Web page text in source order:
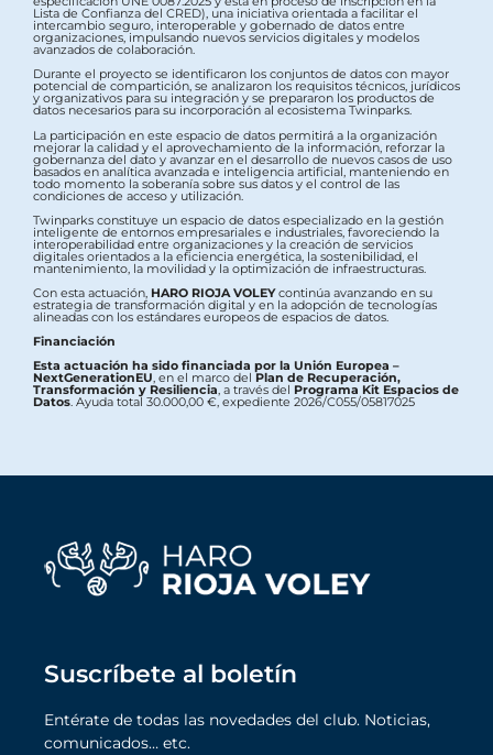
Lista de Confianza del CRED), una iniciativa orientada a facilitar el
intercambio seguro, interoperable y gobernado de datos entre
organizaciones, impulsando nuevos servicios digitales y modelos
avanzados de colaboración.
Durante el proyecto se identificaron los conjuntos de datos con mayor
potencial de compartición, se analizaron los requisitos técnicos, jurídicos
y organizativos para su integración y se prepararon los productos de
datos necesarios para su incorporación al ecosistema Twinparks.
La participación en este espacio de datos permitirá a la organización
mejorar la calidad y el aprovechamiento de la información, reforzar la
gobernanza del dato y avanzar en el desarrollo de nuevos casos de uso
basados en analítica avanzada e inteligencia artificial, manteniendo en
todo momento la soberanía sobre sus datos y el control de las
condiciones de acceso y utilización.
Twinparks constituye un espacio de datos especializado en la gestión
inteligente de entornos empresariales e industriales, favoreciendo la
interoperabilidad entre organizaciones y la creación de servicios
digitales orientados a la eficiencia energética, la sostenibilidad, el
mantenimiento, la movilidad y la optimización de infraestructuras.
Con esta actuación, HARO RIOJA VOLEYcontinúa avanzando en su
estrategia de transformación digital y en la adopción de tecnologías
alineadas con los estándares europeos de espacios de datos.
Financiación
Esta actuación ha sido financiada por la Unión Europea –
NextGenerationEU, en el marco del Plan de Recuperación,
Transformación y Resiliencia, a través del Programa Kit Espacios de
Datos. Ayuda total 30.000,00 €, expediente 2026/C055/05817025
Suscríbete al boletín
Entérate de todas las novedades del club. Noticias,
comunicados… etc.